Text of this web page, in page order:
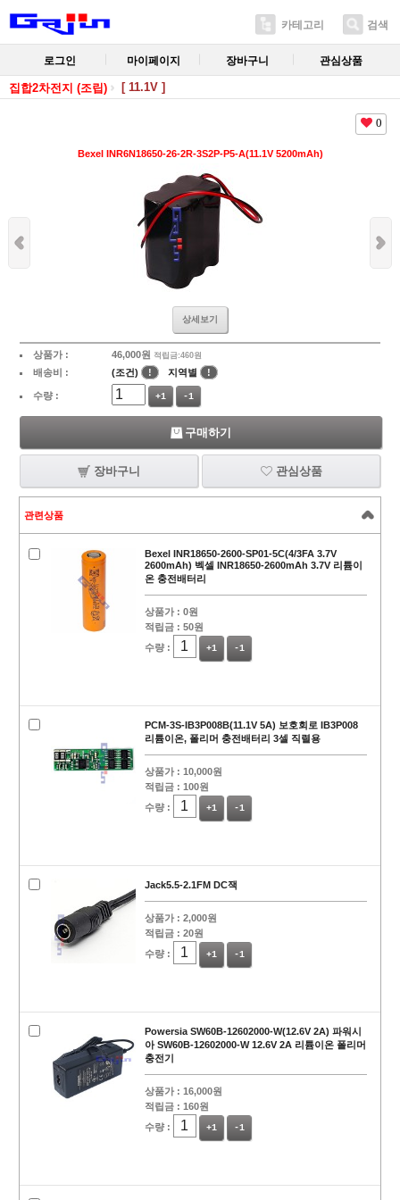
카테고리 검색
로그인 마이페이지 장바구니 관심상품
집합2차전지 (조립) [ 11.1V ]
0
Bexel INR6N18650-26-2R-3S2P-P5-A(11.1V 5200mAh)
상세보기
상품가 : 46,000원 적립금:460원
배송비 : (조건) ! 지역별 !
수량 : +1 -1
구매하기
장바구니 관심상품
관련상품
Bexel INR18650-2600-SP01-5C(4/3FA 3.7V
2600mAh) 벡셀 INR18650-2600mAh 3.7V 리튬이
온 충전배터리
상품가 : 0원
적립금 : 50원
수량 :
+1 -1
PCM-3S-IB3P008B(11.1V 5A) 보호회로 IB3P008
리튬이온, 폴리머 충전배터리 3셀 직렬용
상품가 : 10,000원
적립금 : 100원
수량 :
+1 -1
Jack5.5-2.1FM DC잭
상품가 : 2,000원
적립금 : 20원
수량 :
+1 -1
Powersia SW60B-12602000-W(12.6V 2A) 파워시
아 SW60B-12602000-W 12.6V 2A 리튬이온 폴리머
충전기
상품가 : 16,000원
적립금 : 160원
수량 :
+1 -1